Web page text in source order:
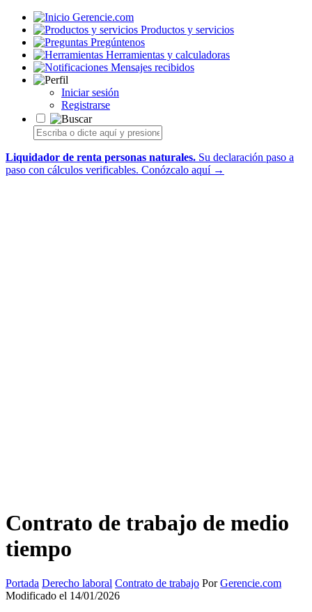
Gerencie.com
Productos y servicios
Pregúntenos
Herramientas y calculadoras
Mensajes recibidos
Iniciar sesión
Registrarse
Liquidador de renta personas naturales. Su declaración paso a
paso con cálculos verificables. Conózcalo aquí →
Contrato de trabajo de medio
tiempo
Portada Derecho laboral Contrato de trabajo PorGerencie.com
Modificado el 14/01/2026